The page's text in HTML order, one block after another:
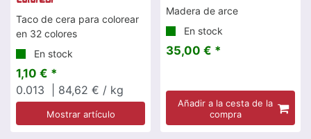
Taco de cera para colorear
en 32 colores
En stock
1,10 € *
0.013
| 84,62 € / kg
Mostrar artículo
Madera de arce
En stock
35,00 € *
Añadir a la cesta de la
compra